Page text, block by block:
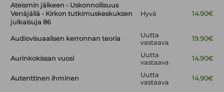
Ateismin jälkeen - Uskonnollisuus
Venäjällä - Kirkon tutkimuskeskuksen
julkaisuja 86
Hyvä 14.90€
Audiovisuaalisen kerronnan teoria
Uutta
vastaava
19.90€
Aurinkokissan vuosi
Uutta
vastaava
14.90€
Autenttinen ihminen
Uutta
vastaava
14.90€